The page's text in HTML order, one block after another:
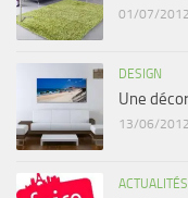
01/07/2012
DESIGN
Une
13/06/2012
ACTUALITÉS